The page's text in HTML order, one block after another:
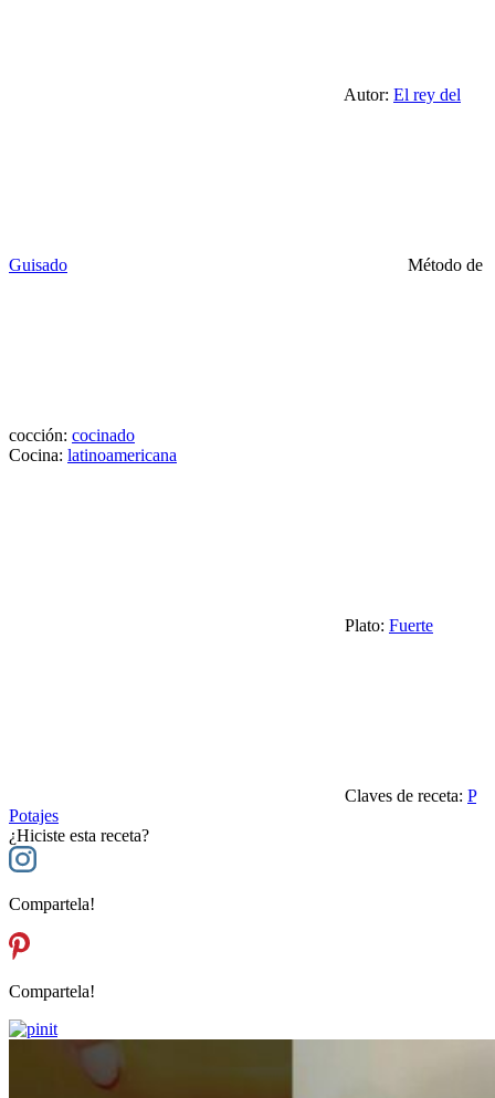
Autor: El rey del
Guisado Método de
cocción: cocinado
Cocina: latinoamericana
Plato: Fuerte
Claves de receta: P
Potajes
¿Hiciste esta receta?
Compartela!
Compartela!